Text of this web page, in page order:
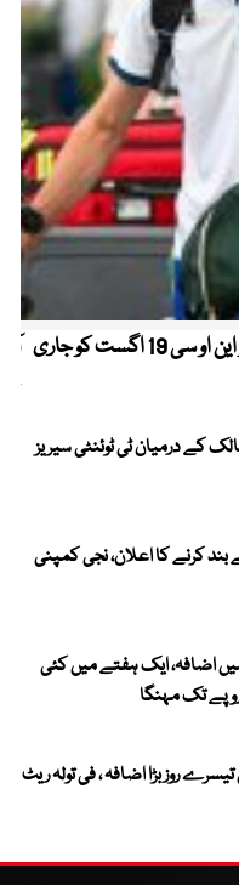
کیریبین پریمیئر لیگ ، قومی کرکٹرز کو این او سی 19 اگست کو جاری
ممالک کے درمیان ٹی ٹوئنٹی سیریز
11 اگست سے بند کرنے کا اعلان، نجی کمپنی
اضافہ، ایک ہفتے میں کئی
روز بڑا اضافہ ، فی تولہ ریٹ